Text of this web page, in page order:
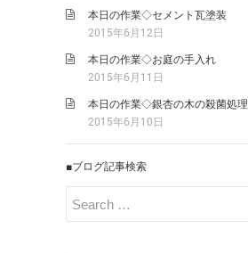
本日の作業◇セメント瓦塗装
2015年6月12日
本日の作業◇お庭の手入れ
2015年6月11日
本日の作業◇銀杏の木の殺菌処理
2015年6月10日
■ブログ記事検索